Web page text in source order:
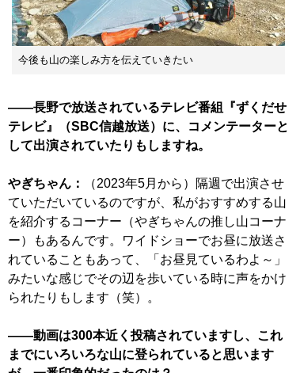
今後も山の楽しみ方を伝えていきたい
――長野で放送されているテレビ番組『ずくだせ
テレビ』（SBC信越放送）に、コメンテーターと
して出演されていたりもしますね。
やぎちゃん：
（2023年5月から）隔週で出演させ
ていただいているのですが、私がおすすめする山
を紹介するコーナー（やぎちゃんの推し山コーナ
ー）もあるんです。ワイドショーでお昼に放送さ
れていることもあって、「お昼見ているわよ～」
みたいな感じでその辺を歩いている時に声をかけ
られたりもします（笑）。
――動画は300本近く投稿されていますし、これ
までにいろいろな山に登られていると思います